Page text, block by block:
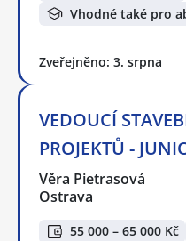
Vhodné také pro
Zveřejněno: 3. srpna
VEDOUCÍ
PROJEKTŮ -
Věra Pietrasová
Ostrava
55 000 – 65 000 Kč